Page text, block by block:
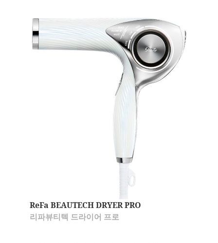
ReFa BEAUTECH DRYER PRO
리파뷰티텍 드라이어 프로